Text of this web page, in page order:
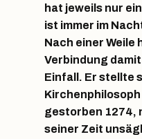
hat jeweils nur
ist immer im
Nach einer Weile
Verbindung
Einfall. Er stellte
gestorben 1274,
seiner Zeit